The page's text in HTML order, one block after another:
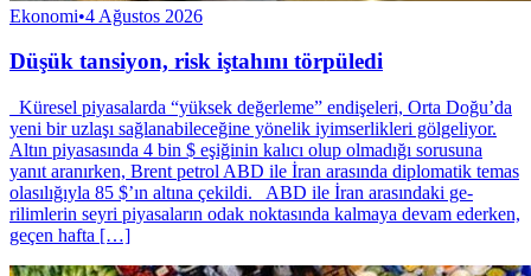
Ekonomi•4 Ağustos 2026
Düşük tansiyon, risk iştahını törpüledi
Küresel piyasalarda “yüksek değerleme” endişeleri, Orta Doğu’da
yeni bir uzlaşı sağlanabileceğine yönelik iyimserlikleri gölgeliyor.
Altın piyasasında 4 bin $ eşiğinin kalıcı olup olmadığı sorusuna
yanıt aranırken, Brent petrol ABD ile İran arasında diplomatik temas
olasılığıyla 85 $’ın altına çekildi. ABD ile İran arasındaki ge­
rilimlerin seyri piyasala­rın odak noktasında kal­maya devam ederken,
geçen haf­ta […]